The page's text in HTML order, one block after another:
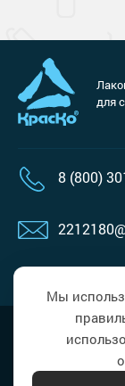
для
8 (800)
Политика в
персональных
Мы